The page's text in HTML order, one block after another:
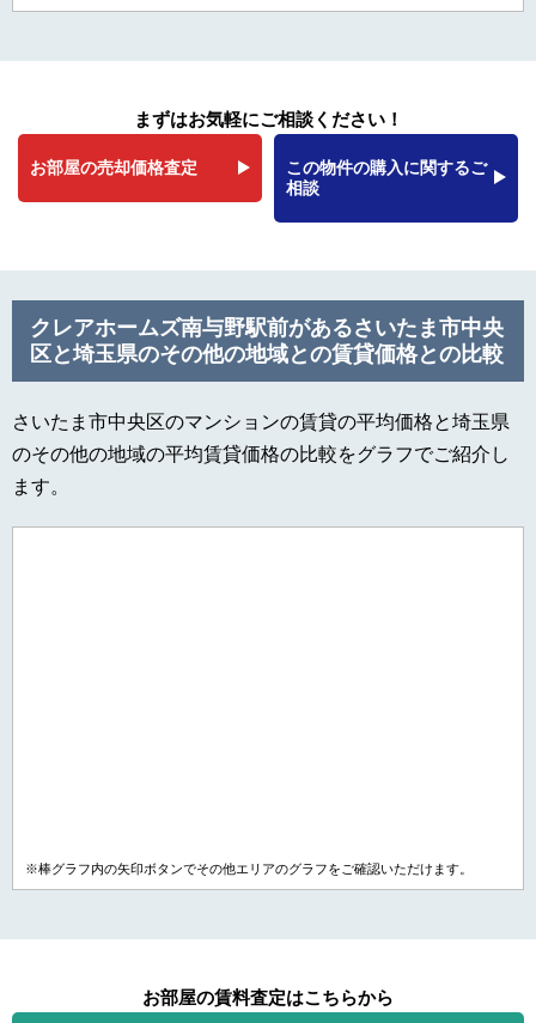
まずはお気軽にご相談ください！
お部屋の売却価格査定
この物件の購入に関するご
相談
クレアホームズ南与野駅前があるさいたま市中央
区と埼玉県のその他の地域との賃貸価格との比較
さいたま市中央区のマンションの賃貸の平均価格と埼玉県
のその他の地域の平均賃貸価格の比較をグラフでご紹介し
ます。
※棒グラフ内の矢印ボタンでその他エリアのグラフをご確認いただけます。
お部屋の賃料査定はこちらから